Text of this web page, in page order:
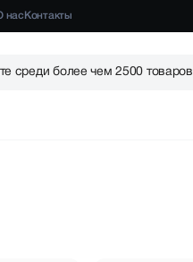
нас Контакты
среди более чем 2500 товаров